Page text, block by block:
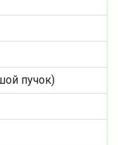
пучок)